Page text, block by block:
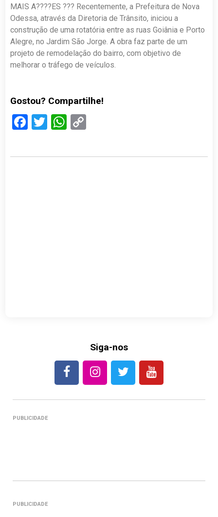
MAIS A????ES ??? Recentemente, a Prefeitura de Nova
Odessa, através da Diretoria de Trânsito, iniciou a
construção de uma rotatória entre as ruas Goiânia e Porto
Alegre, no Jardim São Jorge. A obra faz parte de um
projeto de remodelação do bairro, com objetivo de
melhorar o tráfego de veículos.
Gostou? Compartilhe!
Facebook
TwitterWhatsApp
Siga-nos
PUBLICIDADE
PUBLICIDADE